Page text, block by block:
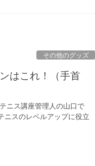
その他のグッズ
はこれ！（手首
ニス講座管理人の山口で
スのレベルアップに役立